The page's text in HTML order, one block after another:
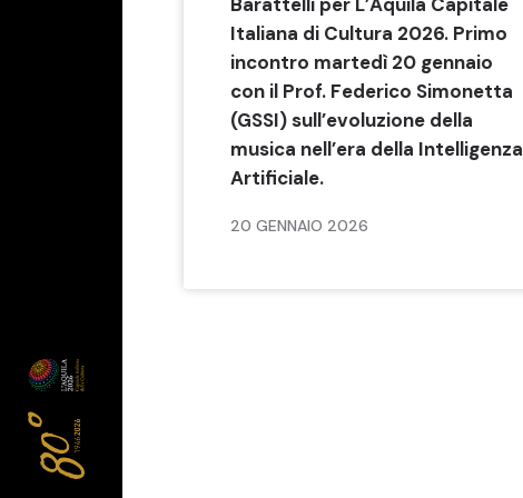
Italiana di Cultura 2026. Primo
incontro martedì 20 gennaio
con il Prof. Federico Simonetta
(GSSI) sull’evoluzione della
musica nell’era della Intelligenza
Artificiale.
20 GENNAIO 2026